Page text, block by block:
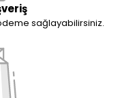
sağlayabilirsiniz.